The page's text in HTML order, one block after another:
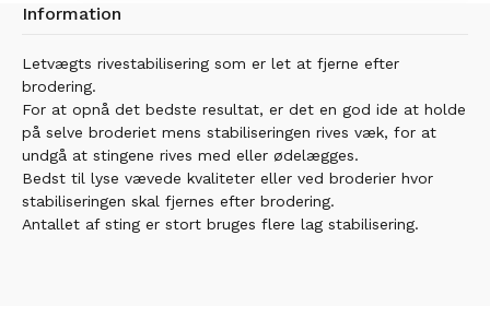
Information
Letvægts rivestabilisering som er let at fjerne efter
brodering.
For at opnå det bedste resultat, er det en god ide at holde
på selve broderiet mens stabiliseringen rives væk, for at
undgå at stingene rives med eller ødelægges.
Bedst til lyse vævede kvaliteter eller ved broderier hvor
stabiliseringen skal fjernes efter brodering.
Antallet af sting er stort bruges flere lag stabilisering.